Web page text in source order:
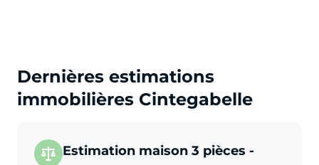
Dernières estimations
immobilières Cintegabelle
Estimation maison 3 pièces -